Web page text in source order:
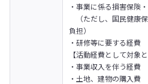
・事業に係る損害保険
（ただし、国民健康
負担）
・研修等に要する経費
【活動経費として対象
・事業収入を伴う経費
・土地、建物の購入費